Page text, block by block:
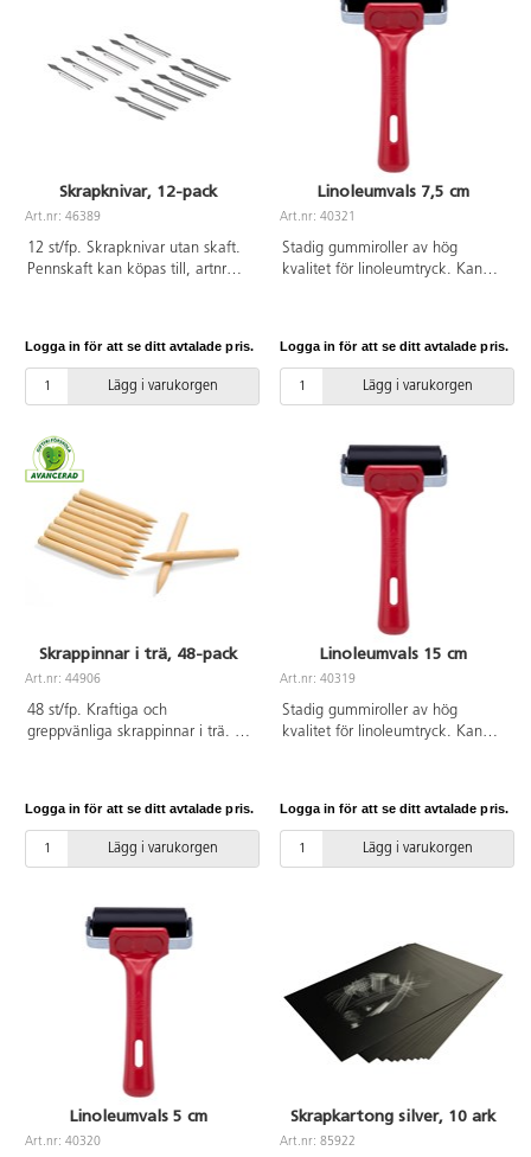
Skrapknivar, 12-pack
Art.nr: 46389
12 st/fp. Skrapknivar utan skaft.
Pennskaft kan köpas till, artnr
Logga in för att se ditt avtalade pris.
Lägg i varukorgen
Linoleumvals 7,5 cm
Art.nr: 40321
Stadig gummiroller av hög
kvalitet för linoleumtryck. Kan
lösningsmedel. Vals av syntetisk
EPDM-gummi med stabil
infästning av stål. Handtag i PP-
Logga in för att se ditt avtalade pris.
Lägg i varukorgen
Skrappinnar i trä, 48-pack
Art.nr: 44906
48 st/fp. Kraftiga och
greppvänliga skrappinnar i trä. En
skulpturverktyg. Mått: L9 cm, ø
9,6 mm. PVC-fri. Från 3 år.
Logga in för att se ditt avtalade pris.
Lägg i varukorgen
Linoleumvals 15 cm
Art.nr: 40319
Stadig gummiroller av hög
kvalitet för linoleumtryck. Kan
lösningsmedel. Vals av syntetisk
EPDM-gummi med stabil
infästning av stål. Handtag i PP-
Logga in för att se ditt avtalade pris.
Lägg i varukorgen
Linoleumvals 5 cm
Art.nr: 40320
Skrapkartong silver, 10 ark
Art.nr: 85922